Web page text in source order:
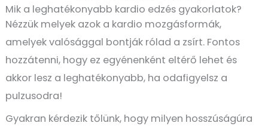
Mik a leghatékonyabb kardio edzés gyakorlatok?
Nézzük melyek azok a kardio mozgásformák,
amelyek valósággal bontják rólad a zsírt. Fontos
hozzátenni, hogy ez egyénenként eltérő lehet és
akkor lesz a leghatékonyabb, ha odafigyelsz a
pulzusodra!
Gyakran kérdezik tőlünk, hogy milyen hosszúságúra